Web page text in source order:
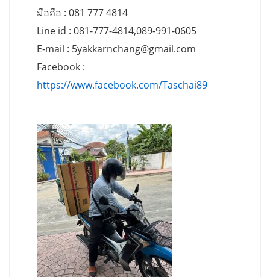
มือถือ : 081 777 4814
Line id : 081-777-4814,089-991-0605
E-mail : 5yakkarnchang@gmail.com
Facebook :
https://www.facebook.com/Taschai89